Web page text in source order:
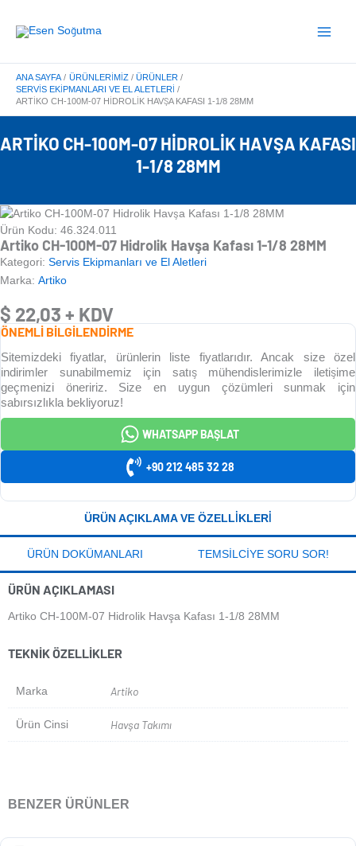
atla
Menu
ANA SAYFA ÜRÜNLERIMIZ
ÜRÜNLER
SERVIS EKIPMANLARI VE EL ALETLERI
ARTIKO CH-100M-07 HIDROLIK HAVŞA KAFASI 1-1/8 28MM
ARTIKO CH-100M-07 HIDROLIK HAVŞA KAFASI
1-1/8 28MM
Ürün Kodu: 46.324.011
Artiko CH-100M-07 Hidrolik Havşa Kafası 1-1/8 28MM
Kategori: Servis Ekipmanları ve El Aletleri
Marka: Artiko
$ 22,03 + KDV
ÖNEMLİ BİLGİLENDİRME
Sitemizdeki fiyatlar, ürünlerin liste fiyatlarıdır. Ancak size özel
indirimler sunabilmemiz için satış mühendislerimizle iletişime
geçmenizi öneririz. Size en uygun çözümleri sunmak için
sabırsızlıkla bekliyoruz!
WHATSAPP BAŞLAT
+90 212 485 32 28
ÜRÜN AÇIKLAMA VE ÖZELLIKLERI
ÜRÜN DOKÜMANLARI TEMSILCIYE SORU SOR!
ÜRÜN AÇIKLAMASI
Artiko CH-100M-07 Hidrolik Havşa Kafası 1-1/8 28MM
TEKNIK ÖZELLIKLER
Marka Artiko
Ürün Cinsi Havşa Takımı
BENZER ÜRÜNLER